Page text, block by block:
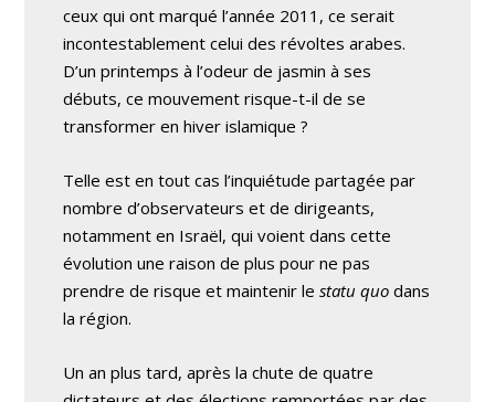
ceux qui ont marqué l’année 2011, ce serait
incontestablement celui des révoltes arabes.
D’un printemps à l’odeur de jasmin à ses
débuts, ce mouvement risque-t-il de se
transformer en hiver islamique ?
Telle est en tout cas l’inquiétude partagée par
nombre d’observateurs et de dirigeants,
notamment en Israël, qui voient dans cette
évolution une raison de plus pour ne pas
prendre de risque et maintenir lestatu quodans
la région.
Un an plus tard, après la chute de quatre